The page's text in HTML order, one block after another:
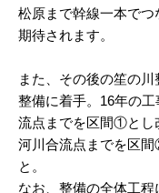
松原まで幹線一本で
期待されます。
また、その後の笙の
整備に着手。16年の
流点までを区間①とし
河川合流点までを区
と。
なお、整備の全体工